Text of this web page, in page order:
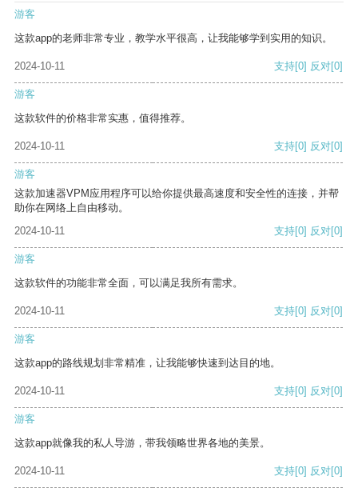
游客
这款app的老师非常专业，教学水平很高，让我能够学到实用的知识。
2024-10-11 支持[0] 反对[0]
游客
这款软件的价格非常实惠，值得推荐。
2024-10-11 支持[0] 反对[0]
游客
这款加速器VPM应用程序可以给你提供最高速度和安全性的连接，并帮
助你在网络上自由移动。
2024-10-11
支持[0] 反对[0]
游客
这款软件的功能非常全面，可以满足我所有需求。
2024-10-11 支持[0] 反对[0]
游客
这款app的路线规划非常精准，让我能够快速到达目的地。
2024-10-11 支持[0] 反对[0]
游客
这款app就像我的私人导游，带我领略世界各地的美景。
2024-10-11 支持[0] 反对[0]